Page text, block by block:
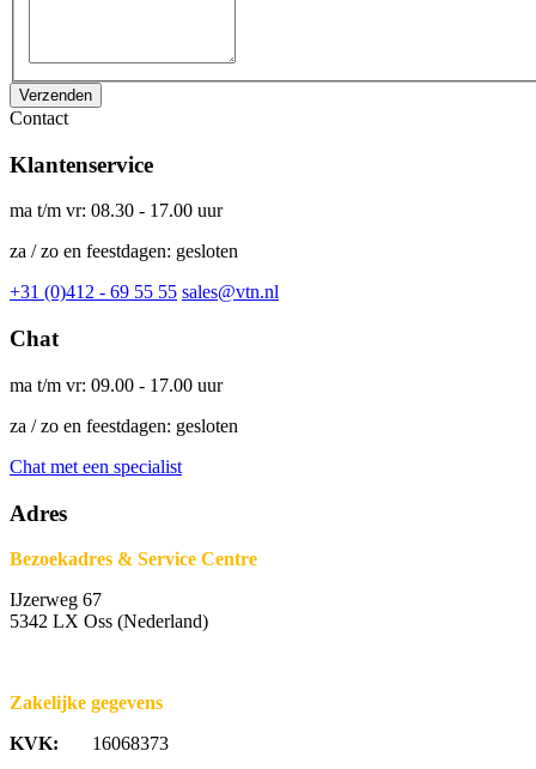
Verzenden
Contact
Klantenservice
ma t/m vr: 08.30 - 17.00 uur
za / zo en feestdagen: gesloten
+31 (0)412 - 69 55 55 sales@vtn.nl
Chat
ma t/m vr: 09.00 - 17.00 uur
za / zo en feestdagen: gesloten
Chat met een specialist
Adres
Bezoekadres & Service Centre
IJzerweg 67
5342 LX Oss (Nederland)
Zakelijke gegevens
KVK: 16068373